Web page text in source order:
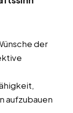
der
aufzubauen